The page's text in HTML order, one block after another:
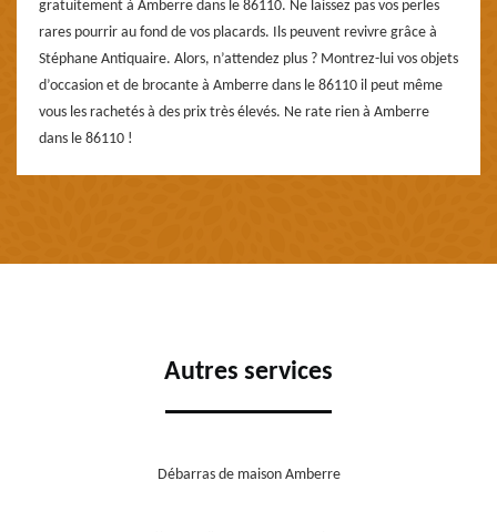
gratuitement à Amberre dans le 86110. Ne laissez pas vos perles
rares pourrir au fond de vos placards. Ils peuvent revivre grâce à
Stéphane Antiquaire. Alors, n’attendez plus ? Montrez-lui vos objets
d’occasion et de brocante à Amberre dans le 86110 il peut même
vous les rachetés à des prix très élevés. Ne rate rien à Amberre
dans le 86110 !
Autres services
Débarras de maison Amberre